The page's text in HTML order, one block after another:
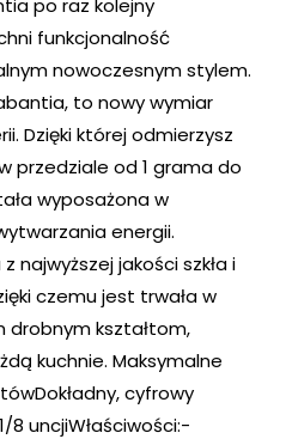
funkcjonalność
nowoczesnym stylem.
to nowy wymiar
Dzięki której odmierzysz
przedziale od 1 grama do
wyposażona w
energii.
najwyższej jakości szkła i
czemu jest trwała w
drobnym kształtom,
kuchnie. Maksymalne
cyfrowy
8 uncjiWłaściwości:-